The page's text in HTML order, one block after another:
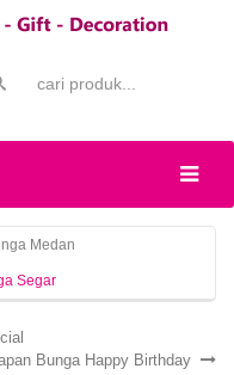
Medan
Segar
Bunga Happy Birthday